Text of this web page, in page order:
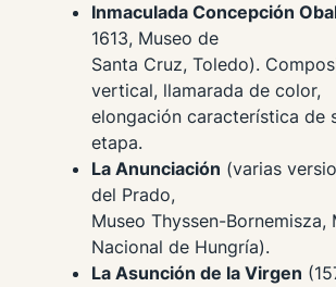
Inmaculada Concepción
1613, Museo de
Santa Cruz, Toledo).
vertical, llamarada de color,
elongación característica de
etapa.
La Anunciación (varias
del Prado,
Museo Thyssen-Bornemisza,
Nacional de Hungría).
La Asunción de la Virgen